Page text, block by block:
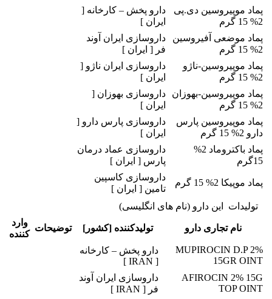
پماد موپیروسین دی.پی
2% 15 گرم
دارو پخش – کارخانه [
ایران ]
پماد موضعی آفیروسین
2% 15 گرم
داروسازی ایران آوند
فر [ ایران ]
پماد موپیروسین-ناژو
2% 15 گرم
داروسازی ایران ناژو [
ایران ]
پماد موپیروسین-بهوزان
2% 15 گرم
داروسازی بهوزان [
ایران ]
پماد موپیروسین پارس
دارو 2% 15 گرم
داروسازی پارس دارو [
ایران ]
پماد باکتروماد 2%
15گرم
داروسازی عماد درمان
پارس [ ایران ]
پماد موپیکا 2% 15 گرم
داروسازی کاسپین
تامین [ ایران ]
تولیدات این دارو (نام های انگلیسی)
نام تجاری دارو تولیدکننده [کشور] توضیحات
وارد
کننده
MUPIROCIN D.P 2%
15GR OINT
دارو پخش – کارخانه
[ IRAN ]
AFIROCIN 2% 15G
TOP OINT
داروسازی ایران آوند
فر [ IRAN ]